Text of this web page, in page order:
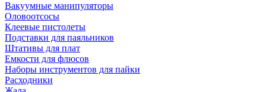
Вакуумные манипуляторы
Оловоотсосы
Клеевые пистолеты
Подставки для паяльников
Штативы для плат
Емкости для флюсов
Наборы инструментов для пайки
Расходники